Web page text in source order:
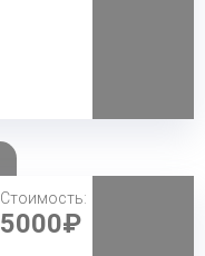
Стоимость:
5000₽